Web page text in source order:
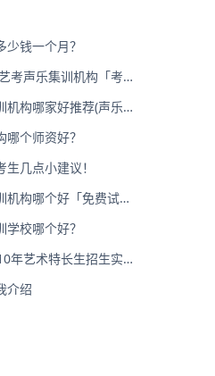
钱一个月？
考声乐集训机构「考前
机构哪家好推荐(声乐艺
个师资好？
几点小建议！
机构哪个好「免费试
校哪个好？
年艺术特长生招生实施
介绍